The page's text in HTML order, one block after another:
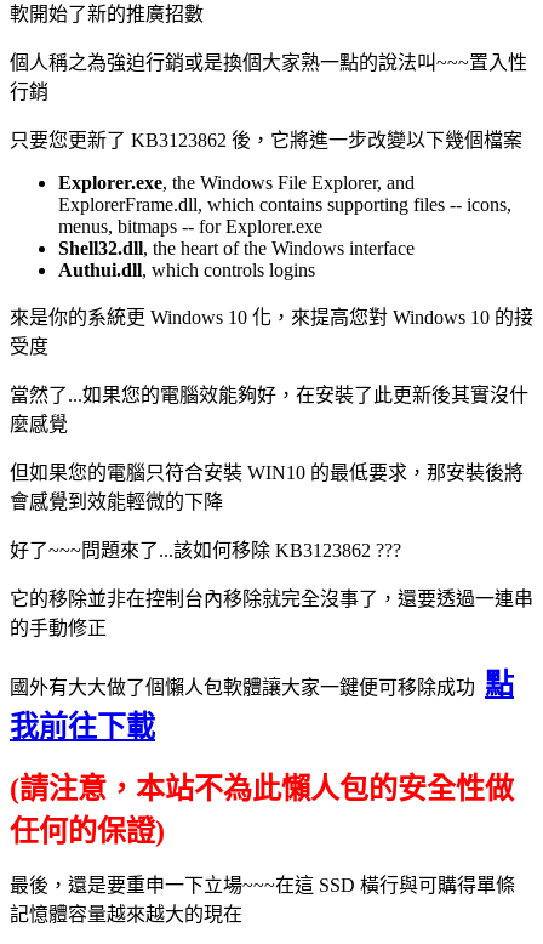
軟開始了新的推廣招數
個人稱之為強迫行銷或是換個大家熟一點的說法叫~~~置入性
行銷
只要您更新了 KB3123862 後，它將進一步改變以下幾個檔案
Explorer.exe, the Windows File Explorer, and
ExplorerFrame.dll, which contains supporting files -- icons,
menus, bitmaps -- for Explorer.exe
Shell32.dll, the heart of the Windows interface
Authui.dll, which controls logins
來是你的系統更 Windows 10 化，來提高您對 Windows 10 的接
受度
當然了...如果您的電腦效能夠好，在安裝了此更新後其實沒什
麼感覺
但如果您的電腦只符合安裝 WIN10 的最低要求，那安裝後將
會感覺到效能輕微的下降
好了~~~問題來了...該如何移除 KB3123862 ???
它的移除並非在控制台內移除就完全沒事了，還要透過一連串
的手動修正
國外有大大做了個懶人包軟體讓大家一鍵便可移除成功 點
我前往下載
(請注意，本站不為此懶人包的安全性做
任何的保證)
最後，還是要重申一下立場~~~在這 SSD 橫行與可購得單條
記憶體容量越來越大的現在